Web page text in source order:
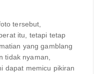
tersebut,
itu, tetapi tetap
yang gamblang
tidak nyaman,
dapat memicu pikiran